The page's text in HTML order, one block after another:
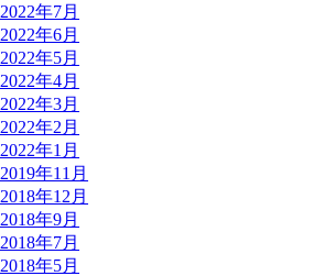
2022年7月
2022年6月
2022年5月
2022年4月
2022年3月
2022年2月
2022年1月
2019年11月
2018年12月
2018年9月
2018年7月
2018年5月